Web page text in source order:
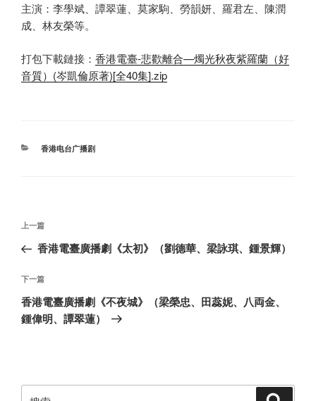
主演：李學斌、譚翠蓮、莫家駒、勞韻妍、羅君左、陳潤
成、林友榮等。
打包下載鏈接： 香港電臺-悲歡離合—燭光秋夜紫羅蘭（好
音質）(岑凱倫原著)[全40集].zip
分
香港电台广播剧
文
导
航
上
一
文
章
上一篇
香港電臺廣播劇《太初》（劉德華、梁詠琪、鍾景輝）
下
一
篇
下一篇
香港電臺廣播劇《不夜城》（梁榮忠、田蕊妮、八両金、
鍾偉明、譚翠蓮）